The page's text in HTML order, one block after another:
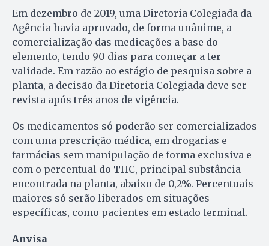
Em dezembro de 2019, uma Diretoria Colegiada da
Agência havia aprovado, de forma unânime, a
comercialização das medicações a base do
elemento, tendo 90 dias para começar a ter
validade. Em razão ao estágio de pesquisa sobre a
planta, a decisão da Diretoria Colegiada deve ser
revista após três anos de vigência.
Os medicamentos só poderão ser comercializados
com uma prescrição médica, em drogarias e
farmácias sem manipulação de forma exclusiva e
com o percentual do THC, principal substância
encontrada na planta, abaixo de 0,2%. Percentuais
maiores só serão liberados em situações
específicas, como pacientes em estado terminal.
Anvisa